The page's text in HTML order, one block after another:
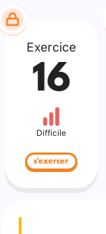
Exercice
16
Difficile
s'exercer